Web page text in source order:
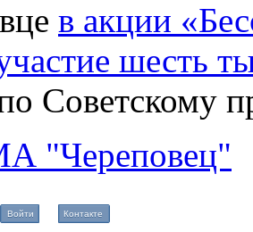
в акции
шесть
Советскому
"Череповец"
Войти Контакте